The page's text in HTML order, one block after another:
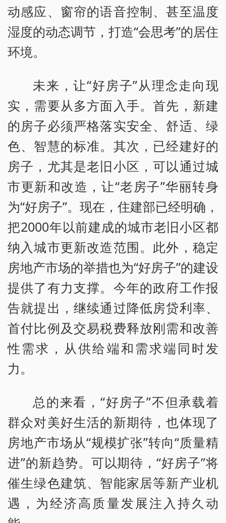
动感应、窗帘的语音控制、甚至温度
湿度的动态调节，打造“会思考”的居住
环境。
未来，让“好房子”从理念走向现
实，需要从多方面入手。首先，新建
的房子必须严格落实安全、舒适、绿
色、智慧的标准。其次，已经建好的
房子，尤其是老旧小区，可以通过城
市更新和改造，让“老房子”华丽转身
为“好房子”。现在，住建部已经明确，
把2000年以前建成的城市老旧小区都
纳入城市更新改造范围。此外，稳定
房地产市场的举措也为“好房子”的建设
提供了有力支撑。今年的政府工作报
告就提出，继续通过降低房贷利率、
首付比例及交易税费释放刚需和改善
性需求，从供给端和需求端同时发
力。
总的来看，“好房子”不但承载着
群众对美好生活的新期待，也体现了
房地产市场从“规模扩张”转向“质量精
进”的新趋势。可以期待，“好房子”将
催生绿色建筑、智能家居等新产业机
遇，为经济高质量发展注入持久动